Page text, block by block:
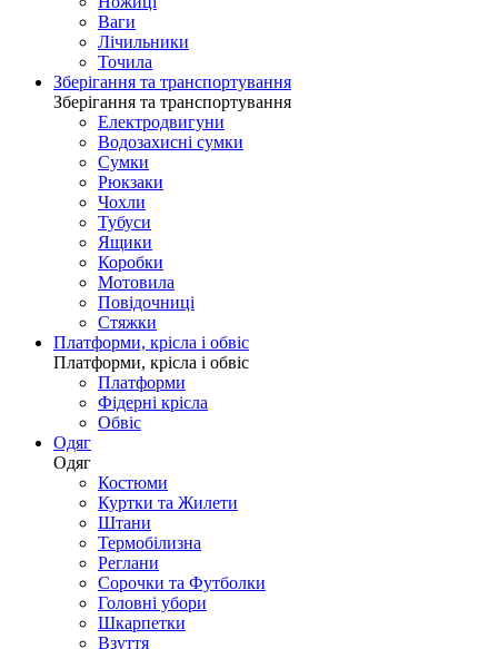
Ваги
Лічильники
Точила
Зберігання та транспортування
Зберігання та транспортування
Електродвигуни
Водозахисні сумки
Сумки
Рюкзаки
Чохли
Тубуси
Ящики
Коробки
Мотовила
Повідочниці
Стяжки
Платформи, крісла і обвіс
Платформи, крісла і обвіс
Платформи
Фідерні крісла
Обвіс
Одяг
Одяг
Костюми
Куртки та Жилети
Штани
Термобілизна
Реглани
Сорочки та Футболки
Головні убори
Шкарпетки
Взуття